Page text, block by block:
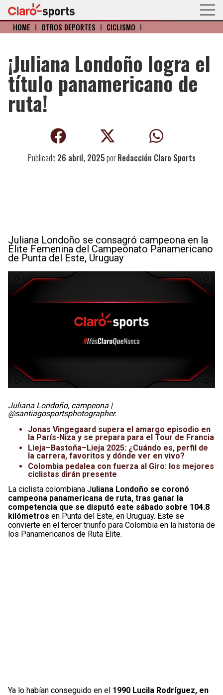
HOME I OTROS DEPORTES I CICLISMO I
¡Juliana Londoño logra el
título panamericano de
ruta!
Publicado 26 abril, 2025porRedacción Claro Sports
Juliana Londoño se consagró campeona en la
Élite Femenina del Campeonato Panamericano
de Punta del Este, Uruguay
Juliana Londoño, campeona |
@santiagosportsphotographer.
Jonas Vingegaard supera el amargo episodio en
la París-Niza y se prepara para el Tour de Francia
Lieja–Bastoña–Lieja 2025: ¿Cuándo es, perfil de
la carrera, favoritos y dónde ver en vivo?
Colombia pedalea con fuerza al Giro: los mejores
ciclistas dirán presente
La ciclista colombiana Juliana Londoño se coronó
campeona panamericana de ruta, tras ganar la
competencia que se disputó este sábado sobre 104.8
kilómetros en Punta del Este, en Uruguay. Este se
convierte en el tercer triunfo para Colombia en la historia de
los Panamericanos de Ruta Élite.
Ya lo habían conseguido en el 1990 Lucila Rodríguez, en